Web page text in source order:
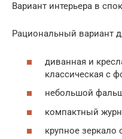
Вариант интерьера в
Рациональный вариант
диванная и
классическая с
небольшой
компактный
крупное зеркало